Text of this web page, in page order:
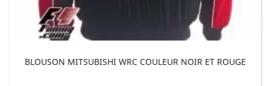
BLOUSON MITSUBISHI WRC COULEUR NOIR ET ROUGE